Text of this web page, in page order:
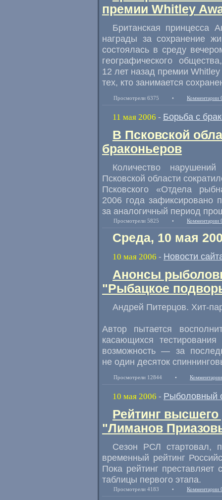
премии Whitley
Британская принцесса
награды за сохранение
состоялась в среду
географического
12 лет назад премии
тех, кто занимается
Просмотрели 6375 • Комментарии
11 мая 2006 - Борьба с
В Псковской
браконьеров
Количество
Псковской области
Псковского «Отдела
2006 года зафиксировано
за аналогичный период
Просмотрели 5825 • Комментарии
Среда, 10 мая
10 мая 2006 - Новости
Анонсы
"Рыбацкое
Андрей Питерцов. Хит-
Автор пытается
касающихся
возможность — за
не один десяток
Просмотрели 12844 •
10 мая 2006 - Рыболовный
Рейтинг
"Лиманов
Сезон РСЛ стартовал,
временный рейтинг
Пока рейтинг преставляет
таблицы первого этапа.
Просмотрели 4183 • Комментарии